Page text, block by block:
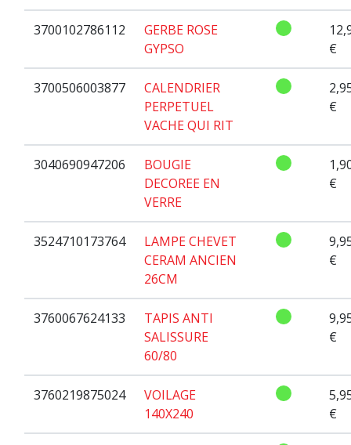
3700102786112
GERBE ROSE
GYPSO
€
3700506003877
CALENDRIER
PERPETUEL
VACHE QUI RIT
€
3040690947206
BOUGIE
DECOREE EN
VERRE
€
3524710173764
LAMPE CHEVET
CERAM ANCIEN
26CM
€
3760067624133
TAPIS ANTI
SALISSURE
60/80
€
3760219875024
VOILAGE
140X240
€